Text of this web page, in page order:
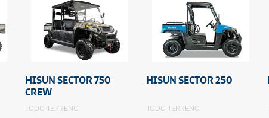
HISUN SECTOR 750
CREW
TODO TERRENO
HISUN SECTOR 250
TODO TERRENO